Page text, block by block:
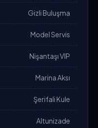
Gizli Buluşma
Model Servis
Nişantaşı VIP
Marina Aksı
Şerifali Kule
Altunizade